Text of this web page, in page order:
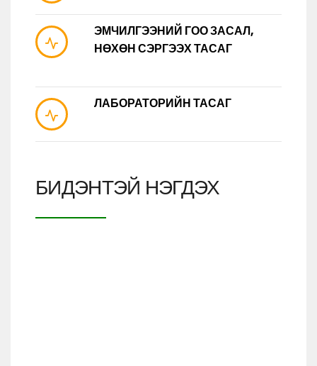
ЭМЧИЛГЭЭНИЙ ГОО ЗАСАЛ,
НӨХӨН СЭРГЭЭХ ТАСАГ
ЛАБОРАТОРИЙН ТАСАГ
БИДЭНТЭЙ НЭГДЭХ